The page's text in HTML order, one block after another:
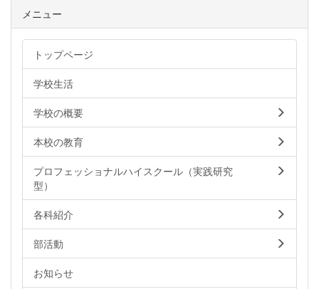
メニュー
トップページ
学校生活
学校の概要
本校の教育
プロフェッショナルハイスクール（実践研究
型）
各科紹介
部活動
お知らせ